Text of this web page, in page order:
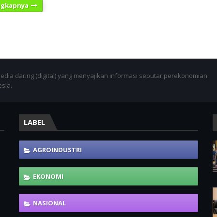
daring (digital) yang menyajikan informasi seputar perekonomian
LABEL
AGROINDUSTRI
EKONOMI
NASIONAL